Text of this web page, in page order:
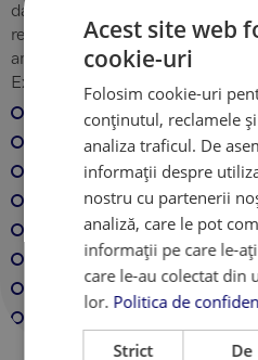
dans. Spre deosebire de
recreative, in cadrul acestor
antrenamentele sunt tinute de
Exemple:
engleza si fotbal
engleza si echitatie
engleza si tenis
engleza si muzica
engleza si dansuri
engleza si fotografie
engleza si jurnalism
Acest site web
cookie-uri
Folosim cookie-uri
conținutul, reclamele
analiza traficul. De
informații despre
nostru cu partenerii
analiză, care le pot
informații pe care le-
care le-au colectat din
lor. Politica de
Strict
De